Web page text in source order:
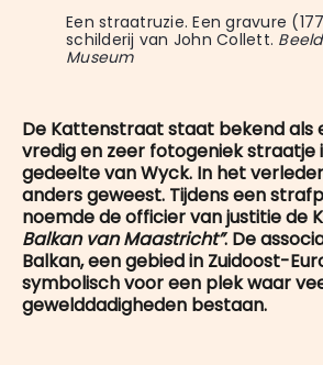
Een straatruzie. Een gravure
schilderij van John Collett.
Museum
De Kattenstraat staat bekend als
vredig en zeer fotogeniek straatje
gedeelte van Wyck. In het
anders geweest. Tijdens een
noemde de officier van justitie de
Balkan van Maastricht”. De
Balkan, een gebied in Zuidoost-
symbolisch voor een plek waar
gewelddadigheden bestaan.